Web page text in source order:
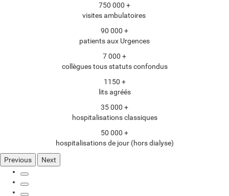
750 000 +
visites ambulatoires
90 000 +
patients aux Urgences
7 000 +
collègues tous statuts confondus
1150 +
lits agréés
35 000 +
hospitalisations classiques
50 000 +
hospitalisations de jour (hors dialyse)
Previous Next